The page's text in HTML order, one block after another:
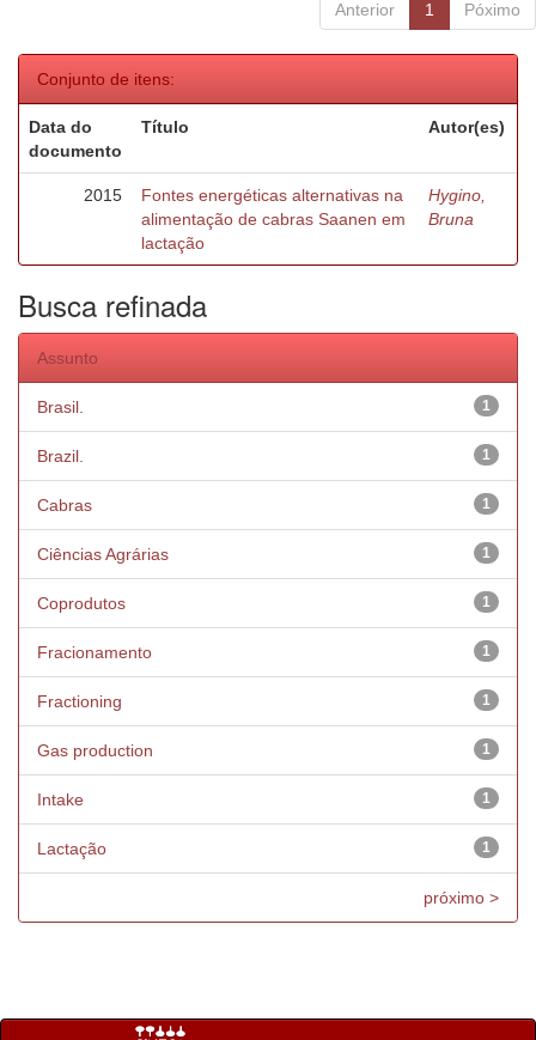
Anterior 1 Póximo
Conjunto de itens:
Data do
documento
Título Autor(es)
2015
Fontes energéticas alternativas na
alimentação de cabras Saanen em
lactação
Hygino,
Bruna
Busca refinada
Assunto
1
Brasil.
1
Brazil.
1
Cabras
1
Ciências Agrárias
1
Coprodutos
1
Fracionamento
1
Fractioning
1
Gas production
1
Intake
1
Lactação
próximo >